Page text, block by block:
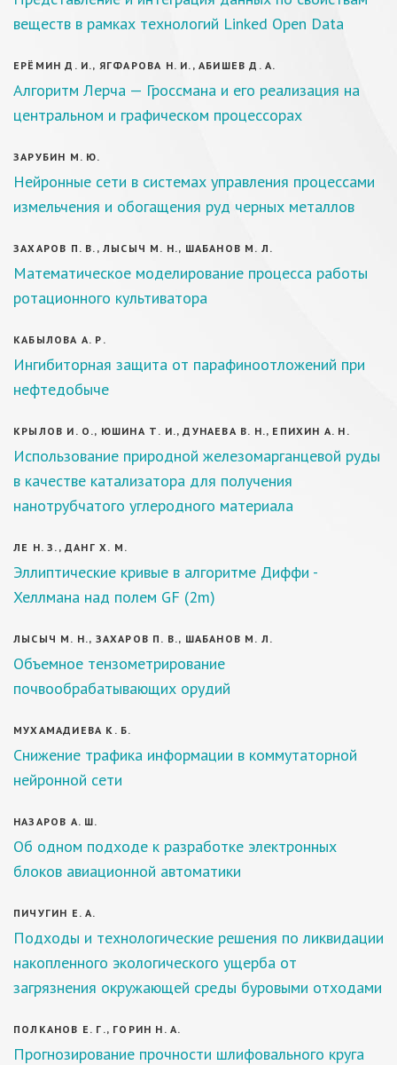
веществ в рамках технологий Linked Open Data
ЕРЁМИН Д. И., ЯГФАРОВА Н. И., АБИШЕВ Д. А.
Алгоритм Лерча — Гроссмана и его реализация на
центральном и графическом процессорах
ЗАРУБИН М. Ю.
Нейронные сети в системах управления процессами
измельчения и обогащения руд черных металлов
ЗАХАРОВ П. В., ЛЫСЫЧ М. Н., ШАБАНОВ М. Л.
Математическое моделирование процесса работы
ротационного культиватора
КАБЫЛОВА А. Р.
Ингибиторная защита от парафиноотложений при
нефтедобыче
КРЫЛОВ И. О., ЮШИНА Т. И., ДУНАЕВА В. Н., ЕПИХИН А. Н.
Использование природной железомарганцевой руды
в качестве катализатора для получения
нанотрубчатого углеродного материала
ЛЕ Н. З., ДАНГ Х. М.
Эллиптические кривые в алгоритме Диффи -
Хеллмана над полем GF (2m)
ЛЫСЫЧ М. Н., ЗАХАРОВ П. В., ШАБАНОВ М. Л.
Объемное тензометрирование
почвообрабатывающих орудий
МУХАМАДИЕВА К. Б.
Снижение трафика информации в коммутаторной
нейронной сети
НАЗАРОВ А. Ш.
Об одном подходе к разработке электронных
блоков авиационной автоматики
ПИЧУГИН Е. А.
Подходы и технологические решения по ликвидации
накопленного экологического ущерба от
загрязнения окружающей среды буровыми отходами
ПОЛКАНОВ Е. Г., ГОРИН Н. А.
Прогнозирование прочности шлифовального круга